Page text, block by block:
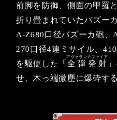
前脚を防御、側面の甲羅
折り畳まれていたバズー
A-Z680口径バズーカ砲、
270口径4連ミサイル、
を駆使した「 全弾発射
アヴァランチファイア
せ、木っ端微塵に爆砕する